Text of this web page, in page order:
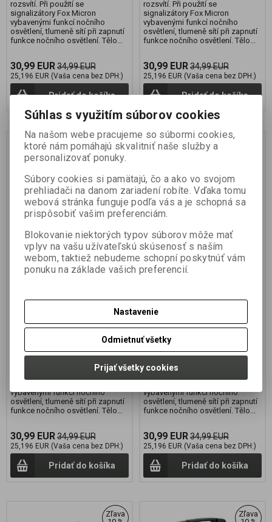
rozsvítí. Při použití se
signalizátory Fox Micron
vybavenými funkcí nočního
osvětlení, tlumeně sítí při zapnutí
funkce nočního osvětlení. Tělo...
30,99 EUR34,99 EUR
25,196 EUR (Vaša cena bez DPH:)
Pridať do košíka
rozsvítí. Při použití se
signalizátory Fox Micron
vybavenými funkcí nočního
osvětlení, tlumeně sítí při zapnutí
funkce nočního osvětlení. Tělo...
30,99 EUR34,99 EUR
25,196 EUR (Vaša cena bez DPH:)
Pridať do košíka
Zľava
11 %
Fox Black Label Dumpy
Halo Bobbins PURPLE
Katalógové číslo:CBI144
Hmotnosť balenia:0,1 kg
Svítící Dumpy Bobbiny. LED dioda
umístěná uvnitř těla se při záběru
vybavenými funkcí nočního
osvětlení, tlumeně sítí při zapnutí
funkce nočního osvětlení. Tělo...
30,99 EUR34,99 EUR
25,196 EUR (Vaša cena bez DPH:)
Pridať do košíka
Fox Black Label Dumpy
Halo Bobbins BLACK
Katalógové číslo:CBI146
Záruka (mesiacov):
Hmotnosť balenia:0,1 kg
Počet v balení:
Svítící Dumpy Bobbiny. LED dioda
umístěná uvnitř těla se při záběru
vybavenými funkcí nočního
osvětlení, tlumeně sítí při zapnutí
funkce nočního osvětlení. Tělo...
30,99 EUR34,99 EUR
25,196 EUR (Vaša cena bez DPH:)
Pridať do košíka
Zľava
Zľava
Súhlas s využitím súborov cookies
Na našom webe pracujeme so súbormi cookies,
ktoré nám pomáhajú skvalitniť naše služby a
personalizovať ponuky.
Súbory cookies si pamätajú, čo a ako vo svojom
prehliadači na danom zariadení robíte. Vďaka tomu
webová stránka funguje podľa vás a je schopná sa
prispôsobiť vašim preferenciám.
Blokovanie niektorých typov súborov môže mať
vplyv na vašu užívateľskú skúsenosť s naším
webom, taktiež nebudeme schopní poskytnúť vám
ponuku na základe vašich preferencií.
Nastavenie
Odmietnuť všetky
Prijať všetky cookies